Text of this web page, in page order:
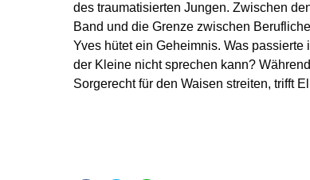
des traumatisierten Jungen. Zwischen
Band und die Grenze zwischen
Yves hütet ein Geheimnis. Was
der Kleine nicht sprechen kann?
Sorgerecht für den Waisen streiten, trifft